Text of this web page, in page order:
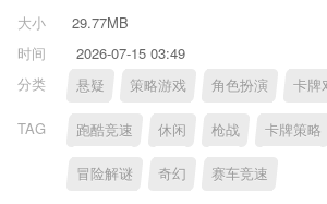
大小
29.77MB
时间
2026-07-15 03:49
分类
悬疑 策略游戏 角色扮演 卡牌
TAG 跑酷竞速 休闲 枪战 卡牌策略
冒险解谜 奇幻 赛车竞速